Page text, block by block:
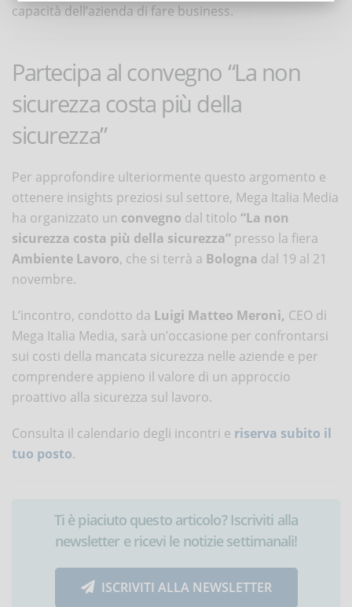
capacità dell’azienda di fare business.
Partecipa al convegno “La non
sicurezza costa più della
sicurezza”
Per approfondire ulteriormente questo argomento e
ottenere insights preziosi sul settore, Mega Italia Media
ha organizzato un convegno dal titolo “La non
sicurezza costa più della sicurezza” presso la fiera
Ambiente Lavoro, che si terrà a Bologna dal 19 al 21
novembre.
L’incontro, condotto da Luigi Matteo Meroni, CEO di
Mega Italia Media, sarà un’occasione per confrontarsi
sui costi della mancata sicurezza nelle aziende e per
comprendere appieno il valore di un approccio
proattivo alla sicurezza sul lavoro.
Consulta il calendario degli incontri e riserva subito il
tuo posto.
Ti è piaciuto questo articolo? Iscriviti alla
newsletter e ricevi le notizie settimanali!
ISCRIVITI ALLA NEWSLETTER